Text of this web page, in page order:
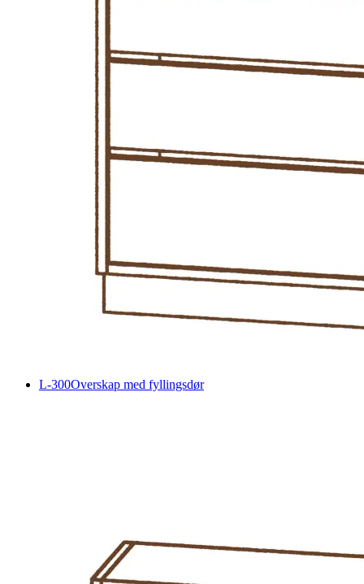
L-300Overskap med fyllingsdør